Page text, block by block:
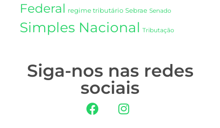
Federal regime tributário Sebrae Senado
Simples Nacional Tributação
Siga-nos nas redes
sociais